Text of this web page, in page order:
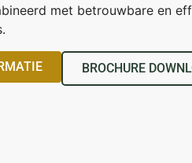
met betrouwbare en
BROCHURE